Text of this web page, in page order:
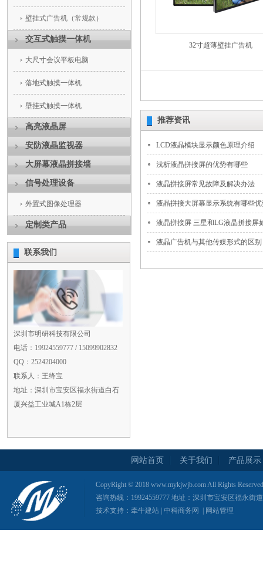
壁挂式广告机（常规款）
交互式触摸一体机
大尺寸会议平板电脑
落地式触摸一体机
壁挂式触摸一体机
高亮液晶屏
安防液晶监视器
大屏幕液晶拼接墙
信号处理设备
外置式图像处理器
定制类产品
联系我们
深圳市明研科技有限公司
电话：19924559777 / 15099902832
QQ：2524204000
联系人：王绛宝
地址：深圳市宝安区福永街道白石
厦兴益工业城A1栋2层
32寸超薄壁挂广告机
推荐资讯
LCD液晶模块显示颜色原理介绍
浅析液晶拼接屏的优势有哪些
液晶拼接屏常见故障及解决办法
液晶拼接大屏幕显示系统有哪些
液晶拼接屏 三星和LG液晶拼接屏
液晶广告机与其他传媒形式的区别
网站首页 关于我们 产品展示
CopyRight © 2018 www.mykjwjb.com All Rights
咨询热线：19924559777 地址：深圳市宝安区福永街
技术支持： 牵牛建站 中科商务网 网站管理